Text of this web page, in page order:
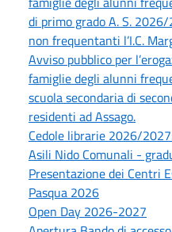
di primo grado A. S.
non frequentanti l’I.C.
Avviso pubblico per
famiglie degli alunni
scuola secondaria di
residenti ad Assago.
Cedole librarie 2026/
Asili Nido Comunali -
Presentazione dei Centri
Pasqua 2026
Open Day 2026-2027